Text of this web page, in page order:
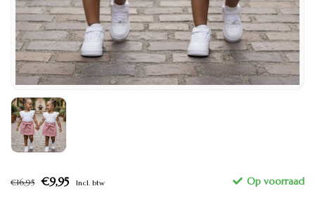
€16,95 €9,95 Incl. btw